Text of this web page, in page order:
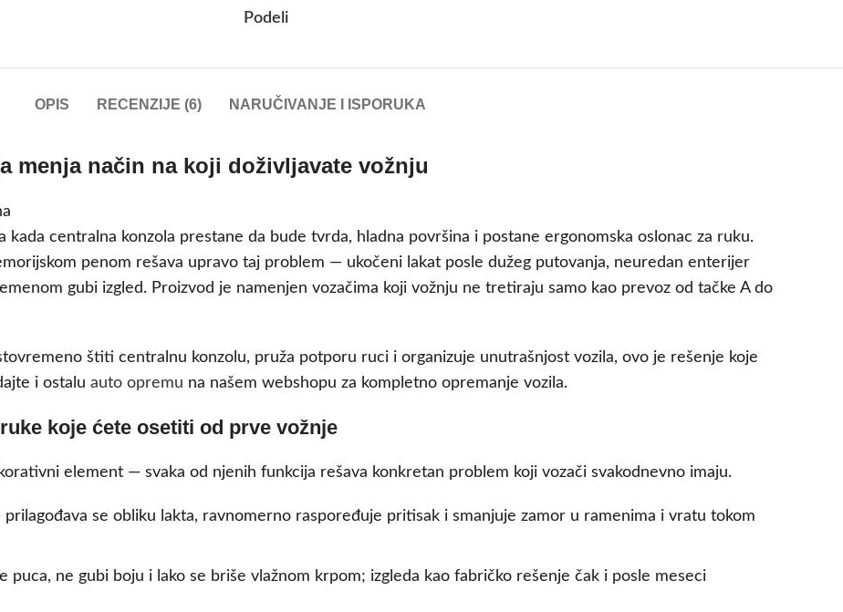
Podeli
OPIS RECENZIJE (6) NARUČIVANJE I ISPORUKA
menja način na koji doživljavate vožnju
kada centralna konzola prestane da bude tvrda, hladna površina i postane ergonomska oslonac za ruku.
penom rešava upravo taj problem — ukočeni lakat posle dužeg putovanja, neuredan enterijer
gubi izgled. Proizvod je namenjen vozačima koji vožnju ne tretiraju samo kao prevoz od tačke A do
štiti centralnu konzolu, pruža potporu ruci i organizuje unutrašnjost vozila, ovo je rešenje koje
i ostalu auto opremu na našem webshopu za kompletno opremanje vozila.
koje ćete osetiti od prve vožnje
element — svaka od njenih funkcija rešava konkretan problem koji vozači svakodnevno imaju.
se obliku lakta, ravnomerno raspoređuje pritisak i smanjuje zamor u ramenima i vratu tokom
puca, ne gubi boju i lako se briše vlažnom krpom; izgleda kao fabričko rešenje čak i posle meseci